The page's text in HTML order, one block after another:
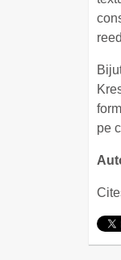
pe